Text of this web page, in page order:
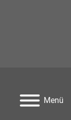
Menü